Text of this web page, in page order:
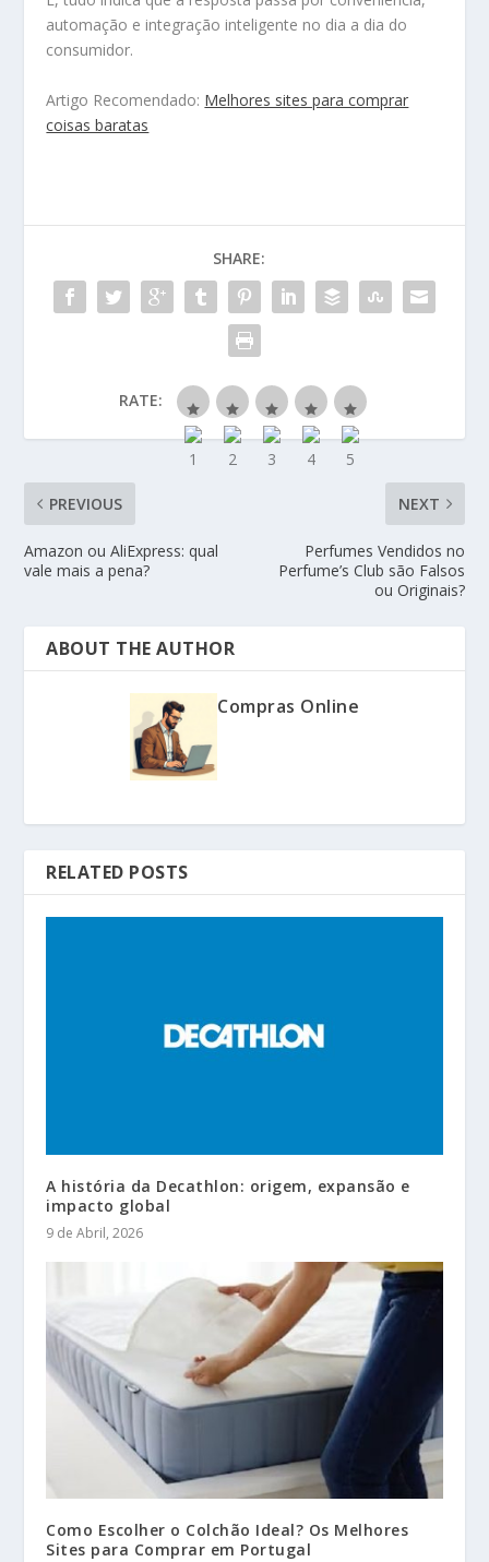
automação e integração inteligente no dia a dia do
consumidor.
Artigo Recomendado: Melhores sites para comprar
coisas baratas
SHARE:
RATE:
PREVIOUS
Amazon ou AliExpress: qual
vale mais a pena?
NEXT
Perfumes Vendidos no
Perfume’s Club são Falsos
ou Originais?
ABOUT THE AUTHOR
Compras Online
RELATED POSTS
A história da Decathlon: origem, expansão e
impacto global
9 de Abril, 2026
Como Escolher o Colchão Ideal? Os Melhores
Sites para Comprar em Portugal